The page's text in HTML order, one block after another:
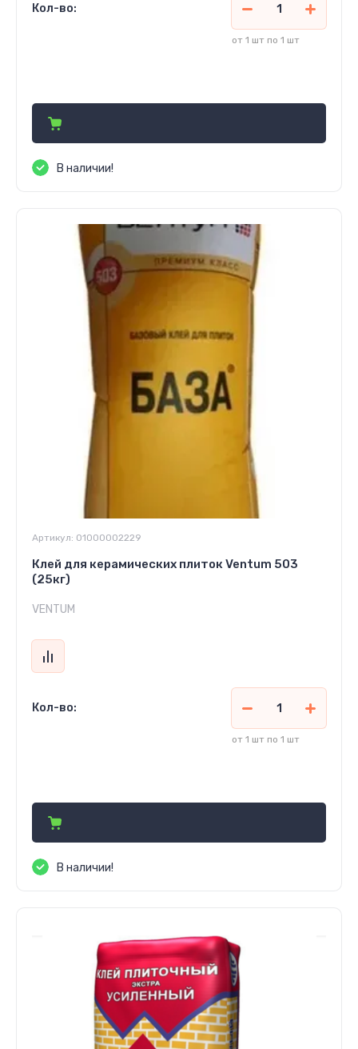
Кол-во:
от 1 шт по 1 шт
В наличии!
Артикул: 01000002229
Клей для керамических плиток Ventum 503
(25кг)
VENTUM
Кол-во:
от 1 шт по 1 шт
В наличии!